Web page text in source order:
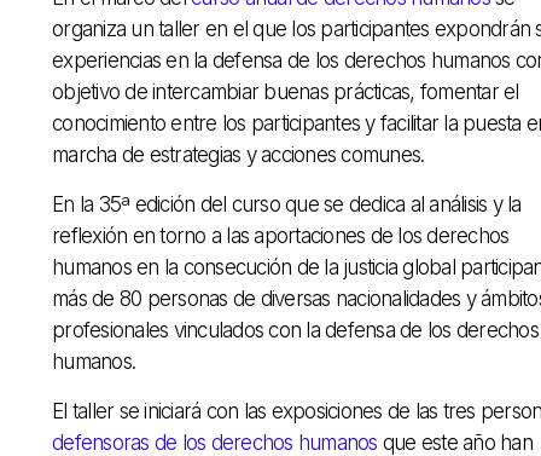
organiza un taller en el que los participantes expondrán
experiencias en la defensa de los derechos humanos
objetivo de intercambiar buenas prácticas, fomentar el
conocimiento entre los participantes y facilitar la puesta
marcha de estrategias y acciones comunes.
En la 35ª edición del curso que se dedica al análisis y la
reflexión en torno a las aportaciones de los derechos
humanos en la consecución de la justicia global
más de 80 personas de diversas nacionalidades y
profesionales vinculados con la defensa de los derechos
humanos.
El taller se iniciará con las exposiciones de las tres
defensoras de los derechos humanos que este año han